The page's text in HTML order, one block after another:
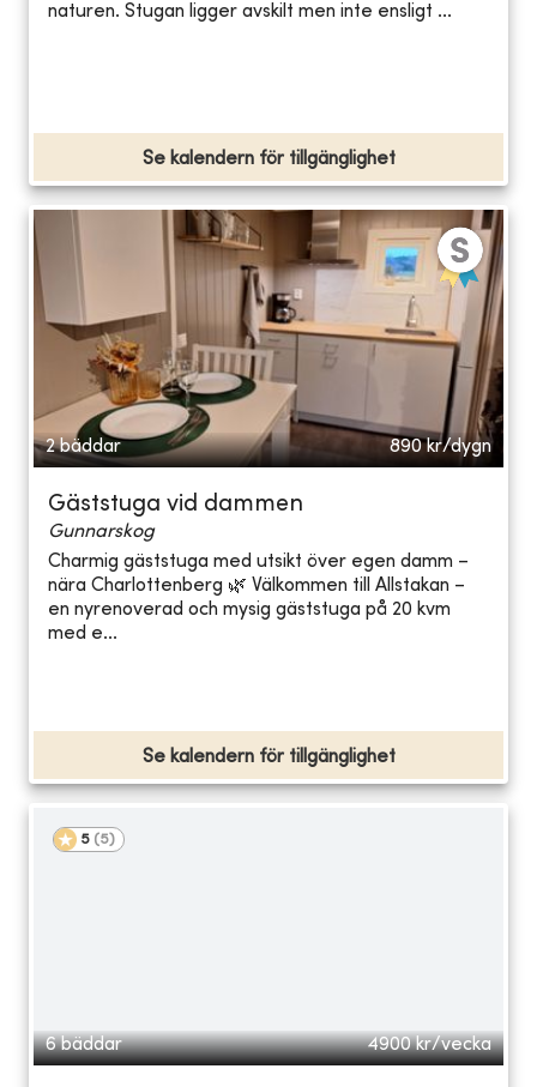
naturen. Stugan ligger avskilt men inte ensligt ...
Se kalendern för tillgänglighet
2 bäddar 890 kr/dygn
Gäststuga vid dammen
Gunnarskog
Charmig gäststuga med utsikt över egen damm –
nära Charlottenberg 🌿 Välkommen till Allstakan –
en nyrenoverad och mysig gäststuga på 20 kvm
med e...
Se kalendern för tillgänglighet
5 (5)
6 bäddar 4900 kr/vecka